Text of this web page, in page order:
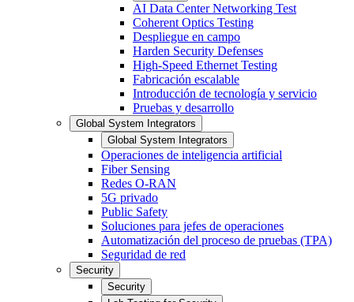
AI Data Center Networking Test
Coherent Optics Testing
Despliegue en campo
Harden Security Defenses
High-Speed Ethernet Testing
Fabricación escalable
Introducción de tecnología y servicio
Pruebas y desarrollo
Global System Integrators
Global System Integrators
Operaciones de inteligencia artificial
Fiber Sensing
Redes O-RAN
5G privado
Public Safety
Soluciones para jefes de operaciones
Automatización del proceso de pruebas (TPA)
Seguridad de red
Security
Security